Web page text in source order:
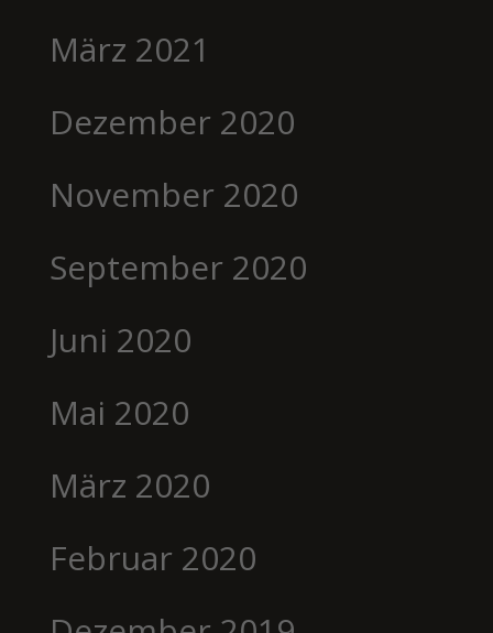
März 2021
Dezember 2020
November 2020
September 2020
Juni 2020
Mai 2020
März 2020
Februar 2020